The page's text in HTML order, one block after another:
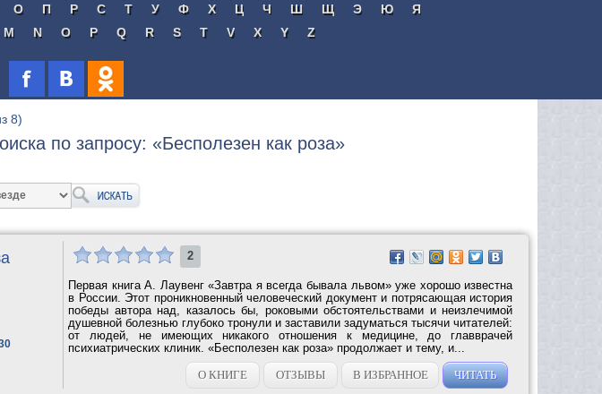
О П Р С Т У Ф Х Ц Ч Ш Щ Э Ю
Я
M N O P Q R S T V X Y Z
8)
по запросу: «Бесполезен как роза»
2
Первая книга А. Лаувенг «Завтра я всегда бывала львом» уже хорошо известна
в России. Этот проникновенный человеческий документ и потрясающая история
победы автора над, казалось бы, роковыми обстоятельствами и неизлечимой
душевной болезнью глубоко тронули и заставили задуматься тысячи читателей:
от людей, не имеющих никакого отношения к медицине, до главврачей
психиатрических клиник. «Бесполезен как роза» продолжает и тему, и...
О КНИГЕ
ОТЗЫВЫ В ИЗБРАННОЕ ЧИТАТЬ